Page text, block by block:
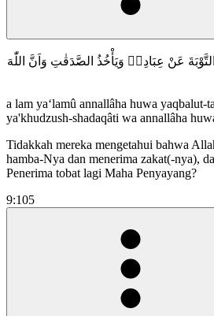
التَّوْبَةَ عَنْ عِبَادِهٖ وَيَأْخُذُ الصَّدَقٰتِ وَاَنَّ اللّٰهَ
a lam ya‘lamû annallâha huwa yaqbalut-
ya'khudzush-shadaqâti wa annallâha
Tidakkah mereka mengetahui bahwa
hamba-Nya dan menerima zakat(-nya),
Penerima tobat lagi Maha Penyayang?
9:105